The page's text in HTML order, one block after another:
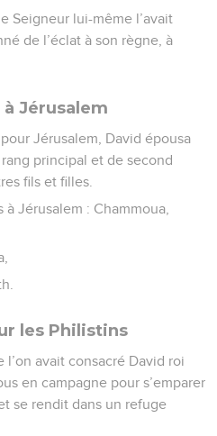
Seigneur lui-même l’avait
de l’éclat à son règne, à
Jérusalem
Jérusalem, David épousa
principal et de second
fils et filles.
Jérusalem : Chammoua,
les Philistins
avait consacré David roi
en campagne pour s’emparer
se rendit dans un refuge